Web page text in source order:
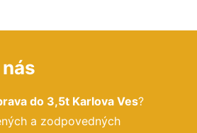
do 3,5t Karlova Ves?
a zodpovedných